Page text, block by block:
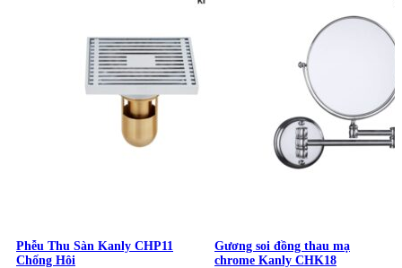
Phễu Thu Sàn Kanly CHP11
Chống Hôi
Gương soi đồng thau mạ
chrome Kanly CHK18